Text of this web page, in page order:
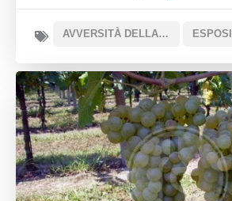
AVVERSITÀ DELLA VITE